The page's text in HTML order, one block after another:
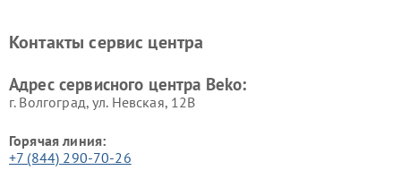
Ремонт холодильников Beko Ремонт морозильных камер
Контакты сервис центра
Адрес сервисного центра Beko:
г. Волгоград, ул. Невская, 12В
Горячая линия:
+7 (844) 290-70-26